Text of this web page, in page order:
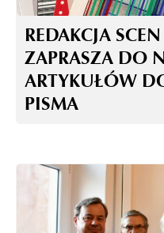
REDAKCJA
ZAPRASZA DO
ARTYKUŁÓW
PISMA